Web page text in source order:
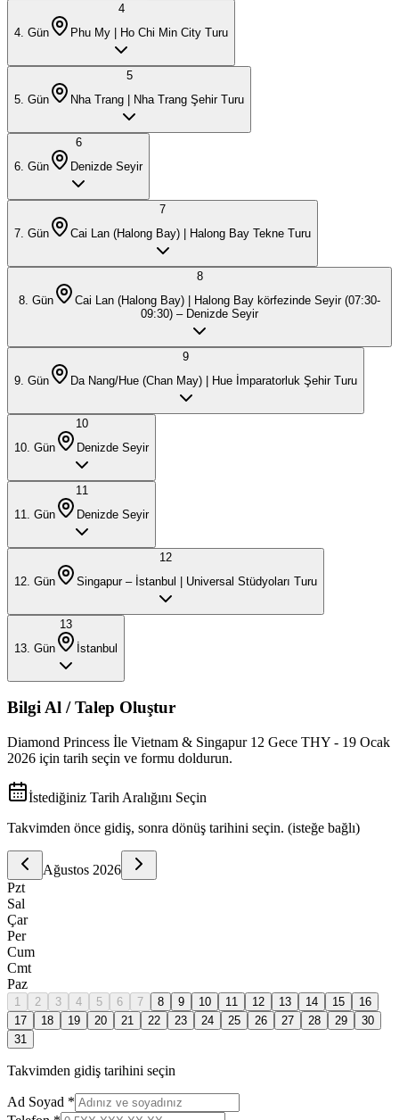
4
4 . Gün Phu My | Ho Chi Min City Turu
5
5 . Gün Nha Trang | Nha Trang Şehir Turu
6
6 . Gün Denizde Seyir
7
7 . Gün Cai Lan (Halong Bay) | Halong Bay Tekne Turu
8
8 . Gün
Cai Lan (Halong Bay) | Halong Bay körfezinde Seyir (07:30-
09:30) – Denizde Seyir
9
9 . Gün Da Nang/Hue (Chan May) | Hue İmparatorluk Şehir Turu
10
10 . Gün Denizde Seyir
11
11
. Gün Denizde Seyir
12
12 . Gün Singapur – İstanbul | Universal Stüdyoları Turu
13
13 . Gün İstanbul
Bilgi Al / Talep Oluştur
Diamond Princess İle Vietnam & Singapur 12 Gece THY - 19 Ocak
2026 için tarih seçin ve formu doldurun.
İstediğiniz Tarih Aralığını Seçin
Takvimden önce gidiş, sonra dönüş tarihini seçin. (isteğe bağlı)
Ağustos 2026
Pzt
Sal
Çar
Per
Cum
Cmt
Paz
1 2 3 4 5 6 7 8 9 10 11 12 13 14 15
16
17
18 19 20 21 22 23 24 25 26 27 28 29
30
31
Takvimden gidiş tarihini seçin
Ad Soyad *